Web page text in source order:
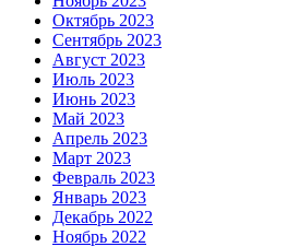
Октябрь 2023
Сентябрь 2023
Август 2023
Июль 2023
Июнь 2023
Май 2023
Апрель 2023
Март 2023
Февраль 2023
Январь 2023
Декабрь 2022
Ноябрь 2022